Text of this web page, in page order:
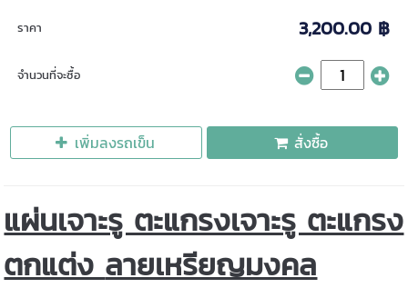
ราคา 3,200.00 ฿
จำนวนที่จะซื้อ
เพิ่มลงรถเข็น สั่งซื้อ
แผ่นเจาะรู ตะแกรงเจาะรู ตะแกรง
ตกแต่งลายเหรียญมงคล